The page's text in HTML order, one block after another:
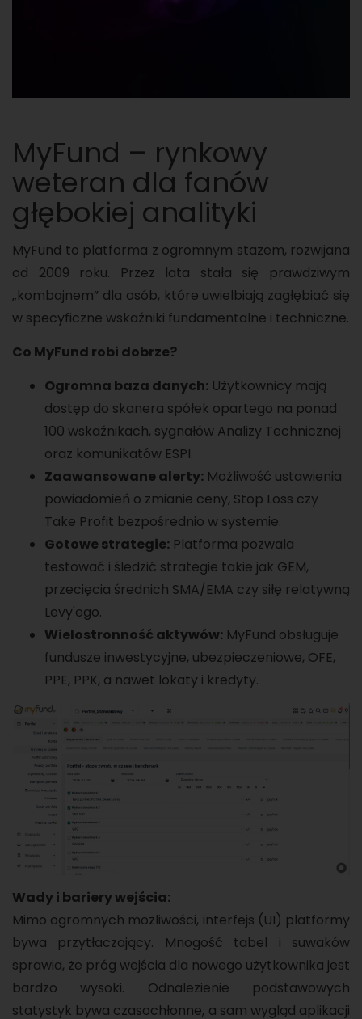
MyFund – rynkowy
weteran dla fanów
głębokiej analityki
MyFund to platforma z ogromnym stażem, rozwijana
od 2009 roku. Przez lata stała się prawdziwym
„kombajnem” dla osób, które uwielbiają zagłębiać się
w specyficzne wskaźniki fundamentalne i techniczne.
Co MyFund robi dobrze?
Ogromna baza danych: Użytkownicy mają
dostęp do skanera spółek opartego na ponad
100 wskaźnikach, sygnałów Analizy Technicznej
oraz komunikatów ESPI.
Zaawansowane alerty: Możliwość ustawienia
powiadomień o zmianie ceny, Stop Loss czy
Take Profit bezpośrednio w systemie.
Gotowe strategie: Platforma pozwala
testować i śledzić strategie takie jak GEM,
przecięcia średnich SMA/EMA czy siłę relatywną
Levy'ego.
Wielostronność aktywów: MyFund obsługuje
fundusze inwestycyjne, ubezpieczeniowe, OFE,
PPE, PPK, a nawet lokaty i kredyty.
Wady i bariery wejścia:
Mimo ogromnych możliwości, interfejs (UI) platformy
bywa przytłaczający. Mnogość tabel i suwaków
sprawia, że próg wejścia dla nowego użytkownika jest
bardzo wysoki. Odnalezienie podstawowych
statystyk bywa czasochłonne, a sam wygląd aplikacji